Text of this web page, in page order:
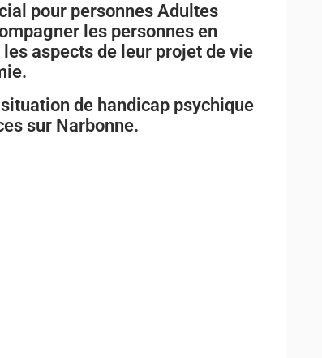
pour personnes Adultes
les personnes en
aspects de leur projet de vie
de handicap psychique
sur Narbonne.